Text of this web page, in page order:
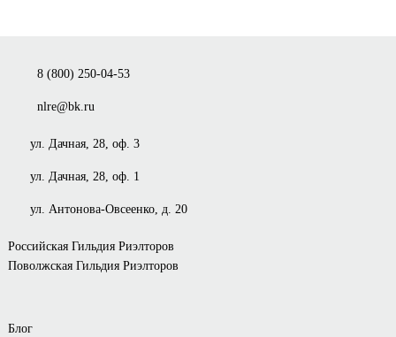
8 (800) 250-04-53
nlre@bk.ru
ул. Дачная, 28, оф. 3
ул. Дачная, 28, оф. 1
ул. Антонова-Овсеенко, д. 20
Российская Гильдия Риэлторов
Поволжская Гильдия Риэлторов
Блог